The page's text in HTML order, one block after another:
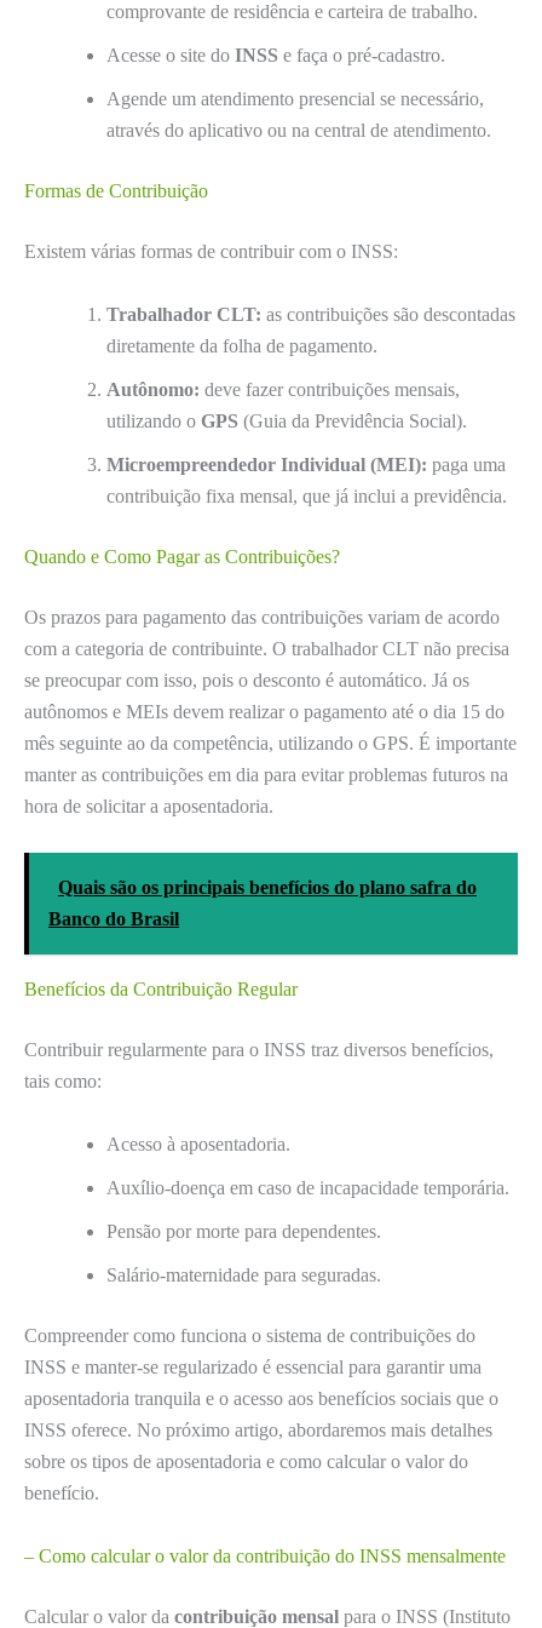
comprovante de residência e carteira de trabalho.
Acesse o site do INSS e faça o pré-cadastro.
Agende um atendimento presencial se necessário,
através do aplicativo ou na central de atendimento.
Formas de Contribuição
Existem várias formas de contribuir com o INSS:
Trabalhador CLT: as contribuições são descontadas
diretamente da folha de pagamento.
Autônomo: deve fazer contribuições mensais,
utilizando o GPS (Guia da Previdência Social).
Microempreendedor Individual (MEI): paga uma
contribuição fixa mensal, que já inclui a previdência.
Quando e Como Pagar as Contribuições?
Os prazos para pagamento das contribuições variam de acordo
com a categoria de contribuinte. O trabalhador CLT não precisa
se preocupar com isso, pois o desconto é automático. Já os
autônomos e MEIs devem realizar o pagamento até o dia 15 do
mês seguinte ao da competência, utilizando o GPS. É importante
manter as contribuições em dia para evitar problemas futuros na
hora de solicitar a aposentadoria.
Quais são os principais benefícios do plano safra do
Banco do Brasil
Benefícios da Contribuição Regular
Contribuir regularmente para o INSS traz diversos benefícios,
tais como:
Acesso à aposentadoria.
Auxílio-doença em caso de incapacidade temporária.
Pensão por morte para dependentes.
Salário-maternidade para seguradas.
Compreender como funciona o sistema de contribuições do
INSS e manter-se regularizado é essencial para garantir uma
aposentadoria tranquila e o acesso aos benefícios sociais que o
INSS oferece. No próximo artigo, abordaremos mais detalhes
sobre os tipos de aposentadoria e como calcular o valor do
benefício.
– Como calcular o valor da contribuição do INSS mensalmente
Calcular o valor da contribuição mensal para o INSS (Instituto